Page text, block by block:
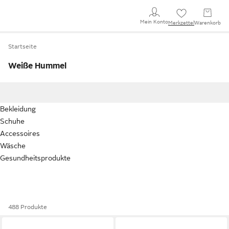
Mein KontoMerkzettel Warenkorb
Startseite
Weiße Hummel
Bekleidung
Schuhe
Accessoires
Wäsche
Gesundheitsprodukte
488 Produkte